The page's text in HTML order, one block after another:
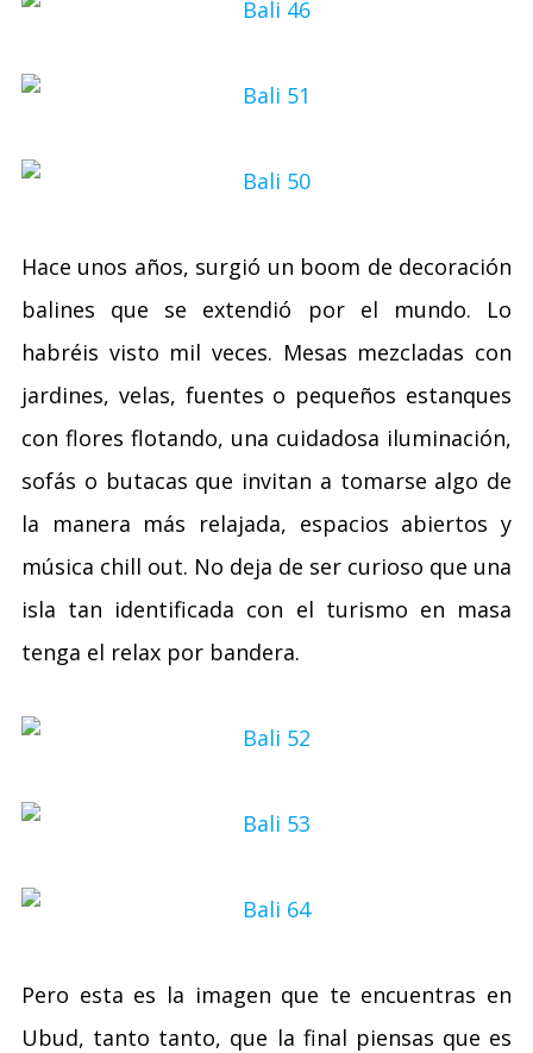
Hace unos años, surgió un boom de decoración
balines que se extendió por el mundo. Lo
habréis visto mil veces. Mesas mezcladas con
jardines, velas, fuentes o pequeños estanques
con flores flotando, una cuidadosa iluminación,
sofás o butacas que invitan a tomarse algo de
la manera más relajada, espacios abiertos y
música chill out. No deja de ser curioso que una
isla tan identificada con el turismo en masa
tenga el relax por bandera.
Pero esta es la imagen que te encuentras en
Ubud, tanto tanto, que la final piensas que es